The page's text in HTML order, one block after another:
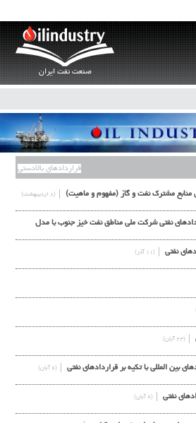
صنعت نفت ایران
قراردادهای بالادستی
مشترک نفت و گاز (مفهوم و ماهیت) (۸ اردیبهشت)
نفتي شرکت ملي مناطق نفت خیز جنوب با مدل
نفتی (۱۱ آذر)
(۲۴ آبان)
بین المللی با تکیه بر قراردادهای نفتی (۶ آبان)
نفتی (۶ آبان)